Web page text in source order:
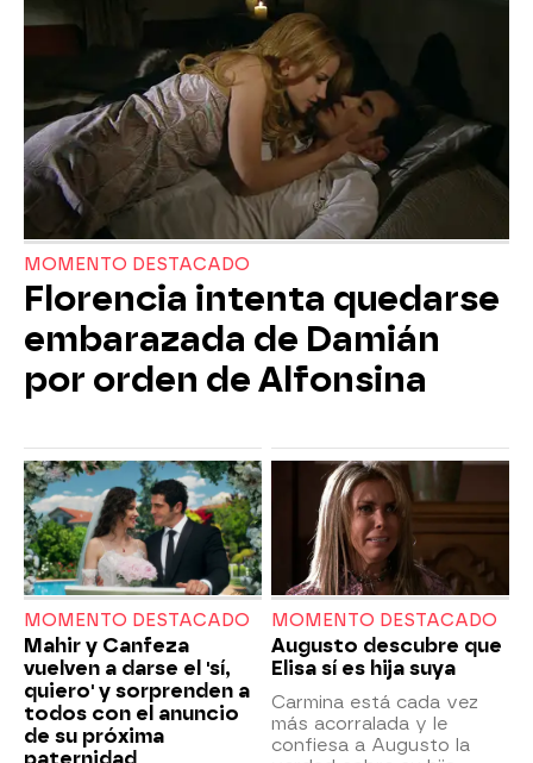
MOMENTO DESTACADO
Florencia intenta quedarse
embarazada de Damián
por orden de Alfonsina
MOMENTO DESTACADO
Mahir y Canfeza
vuelven a darse el 'sí,
quiero' y sorprenden a
todos con el anuncio
de su próxima
MOMENTO DESTACADO
Augusto descubre que
Elisa sí es hija suya
Carmina está cada vez
más acorralada y le
confiesa a Augusto la